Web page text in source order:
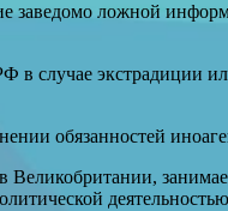
заведомо ложной
в случае экстрадиции
обязанностей
Великобритании,